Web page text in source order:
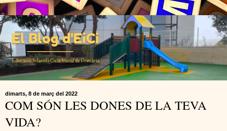
dimarts, 8 de març del 2022
COM SÓN LES DONES DE LA TEVA
VIDA?